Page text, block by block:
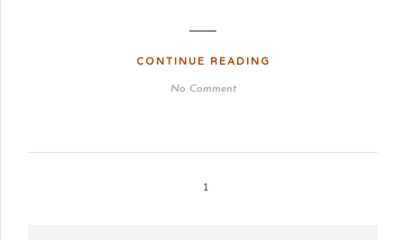
CONTINUE READING
No Comment
1